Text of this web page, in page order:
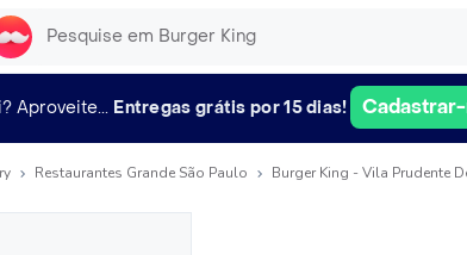
Aproveite... Entregas grátis por 15 dias!
Restaurantes Grande São Paulo Burger Kingㅤㅤ - Vila Prudente